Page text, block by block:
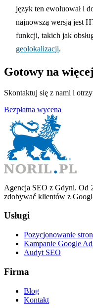
język ten ewoluował i
najnowszą wersją jest
funkcji, takich jak
geolokalizacji.
Gotowy na
Skontaktuj się z nami i
Bezpłatna wycena
Agencja SEO z Gdyni. Od
zdobywać klientów z
Usługi
Pozycjonowanie stron
Kampanie Google
Audyt SEO
Firma
Blog
Kontakt